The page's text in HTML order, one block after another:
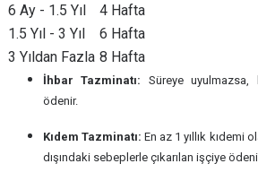
6 Ay - 1.5 Yıl
4 Hafta
1.5 Yıl - 3 Yıl
6 Hafta
3 Yıldan Fazla 8 Hafta
İhbar Tazminatı: Süreye
ödenir.
Kıdem Tazminatı: En az 1 yıllık kıdemi
dışındaki sebeplerle çıkarılan işçiye